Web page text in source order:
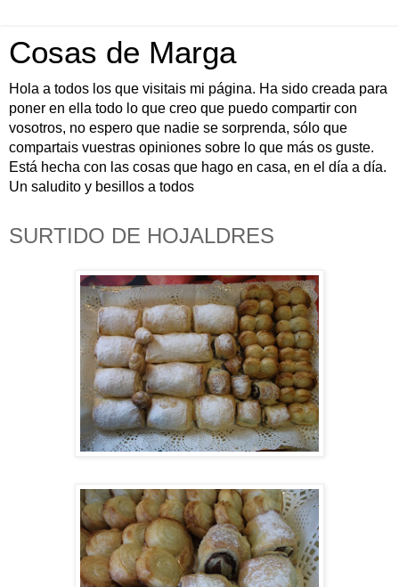
Cosas de Marga
Hola a todos los que visitais mi página. Ha sido creada para
poner en ella todo lo que creo que puedo compartir con
vosotros, no espero que nadie se sorprenda, sólo que
compartais vuestras opiniones sobre lo que más os guste.
Está hecha con las cosas que hago en casa, en el día a día.
Un saludito y besillos a todos
SURTIDO DE HOJALDRES